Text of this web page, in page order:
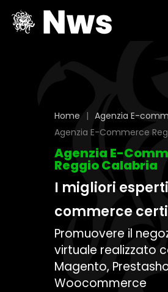
Home | Agenzia E-
Agenzia E-Commerce
Agenzia E-
Reggio Calabria
I migliori
commerce
Promuovere il
virtuale realizzato
Magento,
Woocommerce